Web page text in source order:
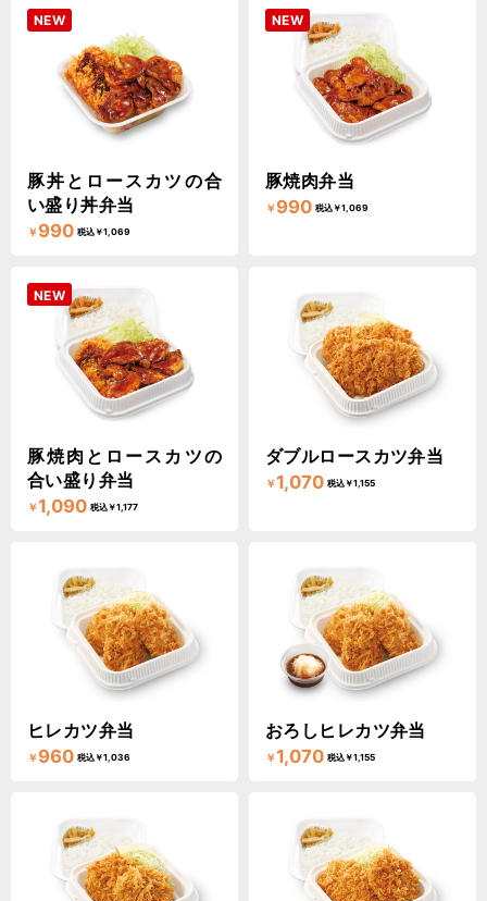
NEW
豚丼とロースカツの合
い盛り丼弁当
￥ 990 税込￥1,069
NEW
豚焼肉弁当
￥ 990 税込￥1,069
NEW
豚焼肉とロースカツの
合い盛り弁当
￥1,090 税込￥1,177
ダブルロースカツ弁当
￥1,070 税込￥1,155
ヒレカツ弁当
￥ 960 税込￥1,036
おろしヒレカツ弁当
￥1,070 税込￥1,155